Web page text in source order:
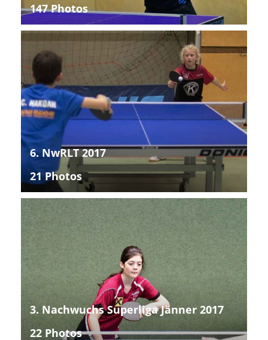
147 Photos
6. NwRLT 2017
21 Photos
3. Nachwuchs Superliga Jänner 2017
22 Photos